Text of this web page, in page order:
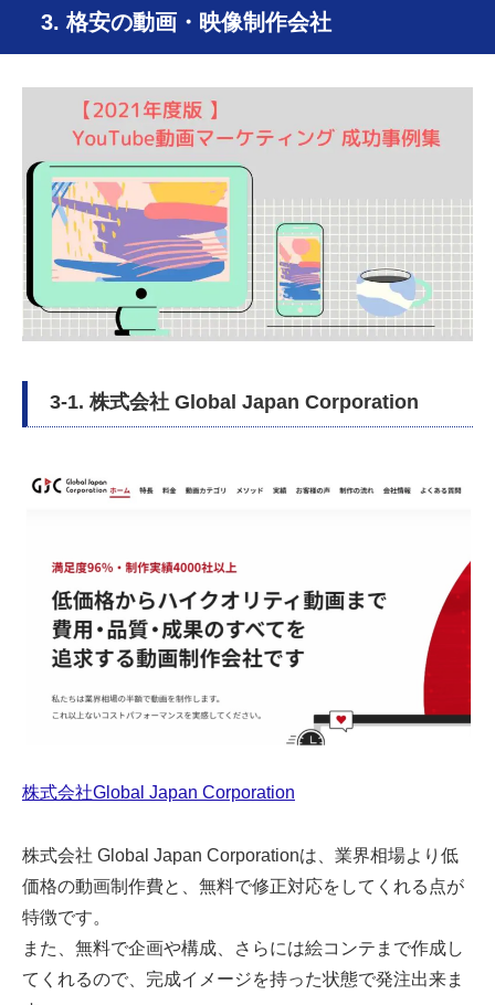
3. 格安の動画・映像制作会社
3-1. 株式会社 Global Japan Corporation
株式会社Global Japan Corporation
株式会社 Global Japan Corporationは、業界相場より低
価格の動画制作費と、無料で修正対応をしてくれる点が
特徴です。
また、無料で企画や構成、さらには絵コンテまで作成し
てくれるので、完成イメージを持った状態で発注出来ま